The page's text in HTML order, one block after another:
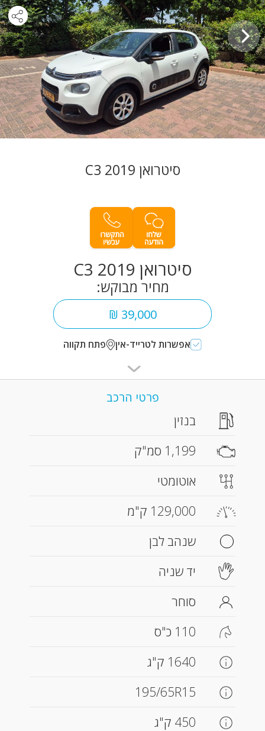
סיטרואן C3 2019
סיטרואן C3 2019
מחיר מבוקש:
39,000 ₪
אפשרות לטרייד-אין פתח תקווה
פרטי הרכב
בנזין
1,199 סמ"ק
אוטומטי
129,000 ק"מ
שנהב לבן
יד שניה
סוחר
110 כ"ס
1640 ק"ג
195/65R15
450 ק"ג